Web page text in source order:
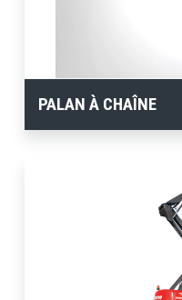
PALAN À CHAÎNE